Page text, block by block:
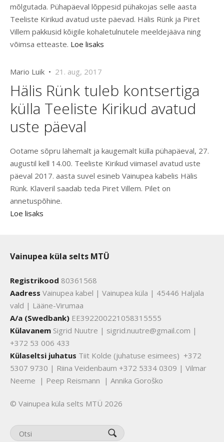
mõlgutada. Pühapäeval lõppesid pühakojas selle aasta
Teeliste Kirikud avatud uste päevad. Hälis Rünk ja Piret
Villem pakkusid kõigile kohaletulnutele meeldejääva ning
võimsa etteaste. Loe lisaks
Mario Luik • 21. aug, 2017
Hälis Rünk tuleb kontsertiga
külla Teeliste Kirikud avatud
uste päeval
Ootame sõpru lähemalt ja kaugemalt külla pühapäeval, 27.
augustil kell 14.00. Teeliste Kirikud viimasel avatud uste
päeval 2017. aasta suvel esineb Vainupea kabelis Hälis
Rünk. Klaveril saadab teda Piret Villem. Pilet on
annetuspõhine.
Loe lisaks
Vainupea küla selts MTÜ
Registrikood 80361568
Aadress Vainupea kabel | Vainupea küla | 45446 Haljala
vald | Lääne-Virumaa
A/a (Swedbank) EE392200221058315555
Külavanem Sigrid Nuutre | sigrid.nuutre@gmail.com |
+372 53 006 433
Külaseltsi juhatus Tiit Kolde (juhatuse esimees) +372
5307 9730 | Riina Veidenbaum +372 5334 0309 | Vilmar
Neeme | Peep Reismann | Annika Goroško
© Vainupea küla selts MTÜ 2026